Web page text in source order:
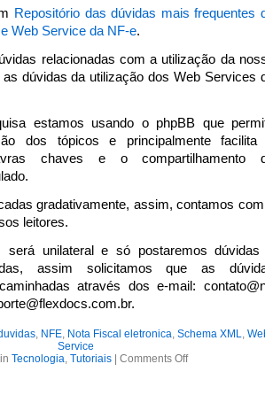
Repositório das dúvidas mais frequentes
Web Service da NF-e.
relacionadas com a utilização da
as dúvidas da utilização dos Web Services
estamos usando o phpBB que
dos tópicos e principalmente facilita
chaves e o compartilhamento
gradativamente, assim, contamos
leitores.
será unilateral e só postaremos
assim solicitamos que as
através dos e-mail:
, NFE, Nota Fiscal eletronica, Schema XML,
Service
Tecnologia, Tutoriais| Comments Off